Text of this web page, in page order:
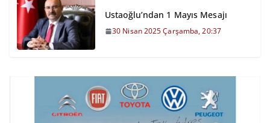
Ustaoğlu’ndan 1 Mayıs Mesajı
30 Nisan 2025 Çarşamba, 20:37